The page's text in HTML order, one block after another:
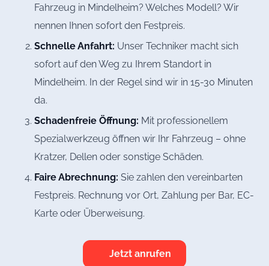
Fahrzeug in Mindelheim? Welches Modell? Wir
nennen Ihnen sofort den Festpreis.
Schnelle Anfahrt: Unser Techniker macht sich
sofort auf den Weg zu Ihrem Standort in
Mindelheim. In der Regel sind wir in 15-30 Minuten
da.
Schadenfreie Öffnung: Mit professionellem
Spezialwerkzeug öffnen wir Ihr Fahrzeug – ohne
Kratzer, Dellen oder sonstige Schäden.
Faire Abrechnung: Sie zahlen den vereinbarten
Festpreis. Rechnung vor Ort, Zahlung per Bar, EC-
Karte oder Überweisung.
Jetzt anrufen